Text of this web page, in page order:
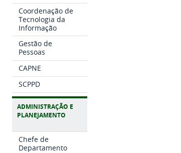
Coordenação de
Tecnologia da
Informação
Gestão de
Pessoas
CAPNE
SCPPD
ADMINISTRAÇÃO E
PLANEJAMENTO
Chefe de
Departamento